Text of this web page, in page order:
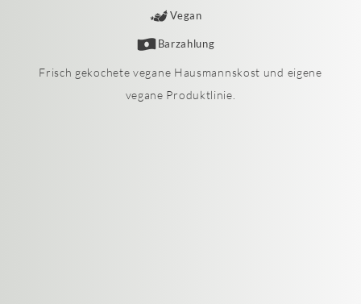
Vegan
Barzahlung
Frisch gekochete vegane Hausmannskost und eigene
vegane Produktlinie.